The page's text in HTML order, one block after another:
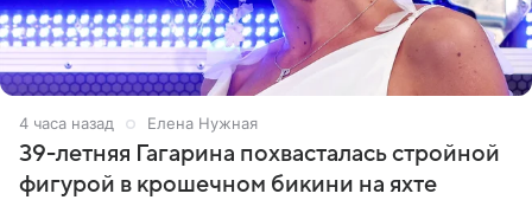
4 часа назад Елена Нужная
39-летняя Гагарина похвасталась стройной
фигурой в крошечном бикини на яхте